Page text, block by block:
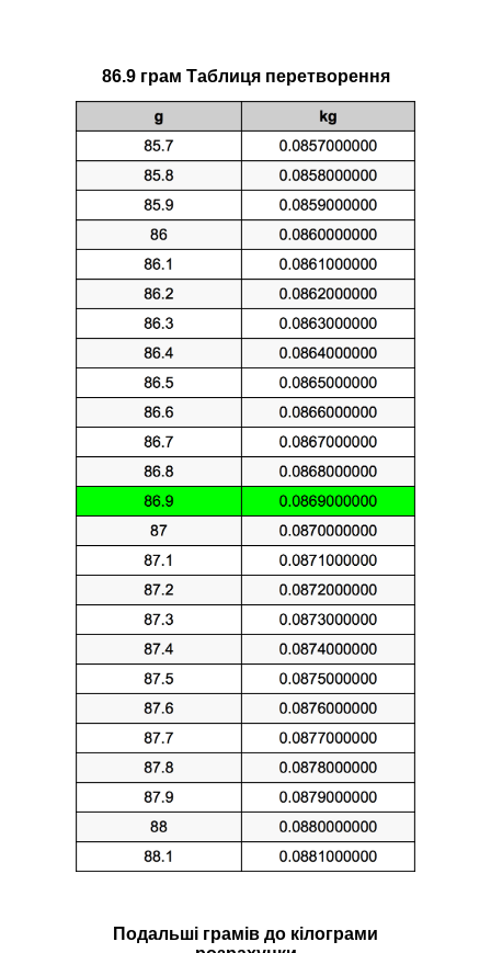
86.9 грам Таблиця перетворення
Подальші грамів до кілограми